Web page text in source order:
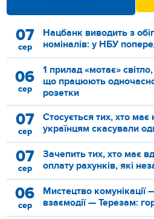
07
сер
Нацбанк виводить з
номіналів: у НБУ
06
сер
1 прилад «мотає»
що працюють одночасно
розетки
07
сер
Стосується тих, хто
українцям скасували
07
сер
Зачепить тих, хто має
оплату рахунків, які
06
сер
Мистецтво
взаємодії — Терезам: